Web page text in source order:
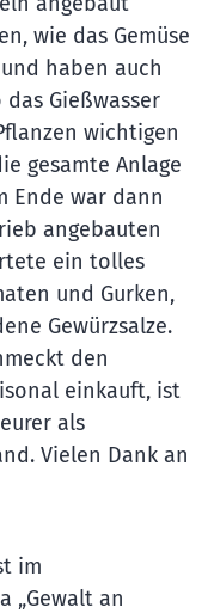
wie das Gemüse
haben auch
Gießwasser
wichtigen
gesamte Anlage
Ende war dann
angebauten
ein tolles
und Gurken,
Gewürzsalze.
den
einkauft, ist
als
Vielen Dank an
im
„Gewalt an